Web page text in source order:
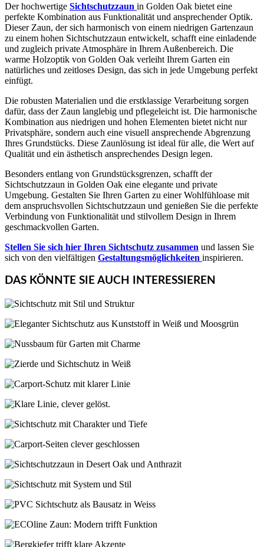
Der hochwertige Sichtschutzzaun in Golden Oak bietet eine
perfekte Kombination aus Funktionalität und ansprechender Optik.
Dieser Zaun, der sich harmonisch von einem niedrigen Gartenzaun
zu einem hohen Sichtschutzzaun entwickelt, schafft eine einladende
und zugleich private Atmosphäre in Ihrem Außenbereich. Die
warme Holzoptik von Golden Oak verleiht Ihrem Garten ein
natürliches und zeitloses Design, das sich in jede Umgebung perfekt
einfügt.
Die robusten Materialien und die erstklassige Verarbeitung sorgen
dafür, dass der Zaun langlebig und pflegeleicht ist. Die harmonische
Kombination aus niedrigen und hohen Elementen bietet nicht nur
Privatsphäre, sondern auch eine visuell ansprechende Abgrenzung
Ihres Grundstücks. Diese Zaunlösung ist ideal für alle, die Wert auf
Qualität und ein ästhetisch ansprechendes Design legen.
Besonders entlang von Grundstücksgrenzen, schafft der
Sichtschutzzaun in Golden Oak eine elegante und private
Umgebung. Gestalten Sie Ihren Garten zu einer Wohlfühloase mit
dem anspruchsvollen Sichtschutzzaun und genießen Sie die perfekte
Verbindung von Funktionalität und stilvollem Design in Ihrem
geschmackvollen Garten.
Stellen Sie sich hier Ihren Sichtschutz zusammen und lassen Sie
sich von den vielfältigen Gestaltungsmöglichkeiten inspirieren.
DAS KÖNNTE SIE AUCH INTERESSIEREN